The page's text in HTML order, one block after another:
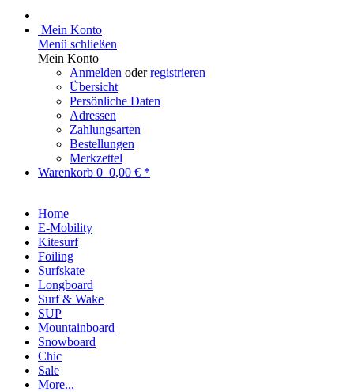
Mein Konto
Menü schließen
Mein Konto
Anmelden oderregistrieren
Übersicht
Persönliche Daten
Adressen
Zahlungsarten
Bestellungen
Merkzettel
Warenkorb 0 0,00 € *
Home
E-Mobility
Kitesurf
Foiling
Surfskate
Longboard
Surf & Wake
SUP
Mountainboard
Snowboard
Chic
Sale
More...